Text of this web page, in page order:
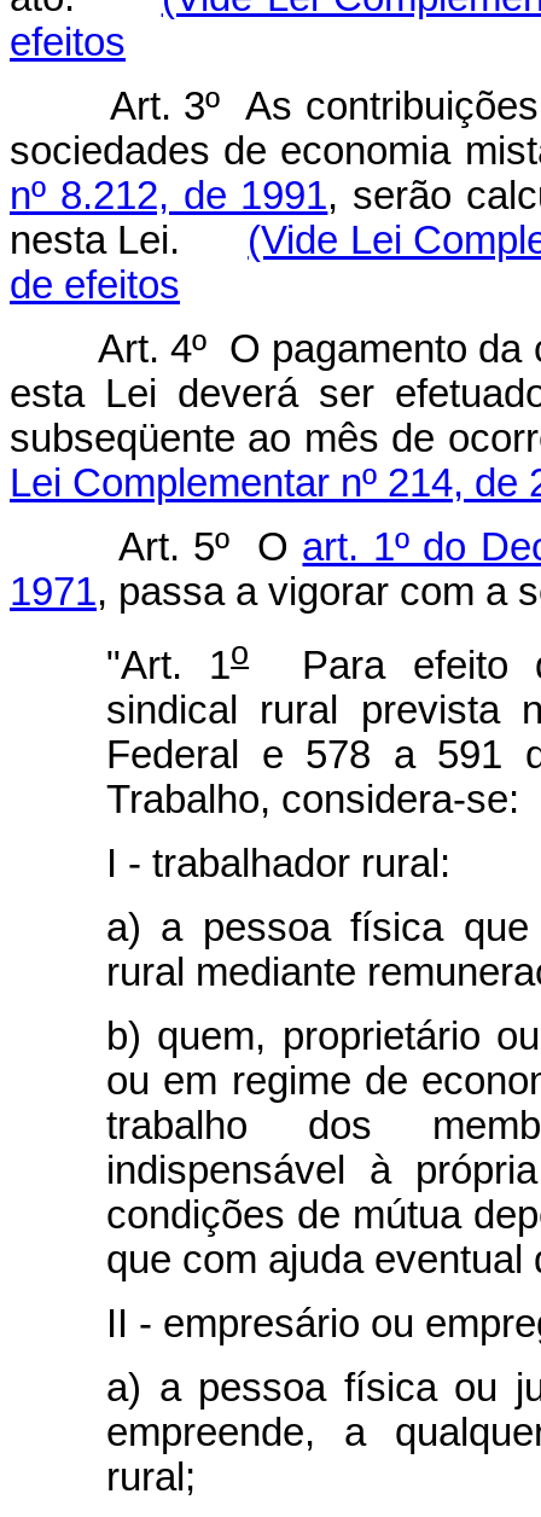
efeitos
Art. 3º As
sociedades de economia
nº 8.212, de 1991, serão
nesta Lei. (Vide Lei
de efeitos
Art. 4º O pagamento da
esta Lei deverá ser
subseqüente ao mês de
Lei Complementar nº 214, de
Art. 5º O art. 1º do
1971, passa a vigorar com a
"Art. 1oPara efeito
sindical rural prevista
Federal e 578 a 591
Trabalho, considera-se:
I - trabalhador rural:
a) a pessoa física que
rural mediante
b) quem, proprietário
ou em regime de
trabalho dos
indispensável à
condições de mútua
que com ajuda eventual
II - empresário ou
a) a pessoa física ou
empreende, a
rural;